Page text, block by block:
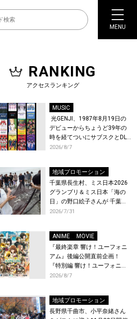
MENU
RANKING
アクセスランキング
MUSIC
光GENJI、1987年8月19日の
デビューからちょうど39年の
時を経てついにサブスクとDL
配信が解禁！
2026/8/7
地域プロモーション
千葉県長生村、ミス日本2026
グランプリ＆ミス日本「海の
日」の野口絵子さんが 千葉県
唯一の村・長生村で地引網を
2026/7/31
ANIME
MOVIE
『最終楽章 響け！ユーフォニ
アム』後編公開直前企画！
『特別編 響け！ユーフォニア
ム〜アンサンブルコンテス
映が決定！
2026/8/7
地域プロモーション
長野県千曲市、小平奈緒さん